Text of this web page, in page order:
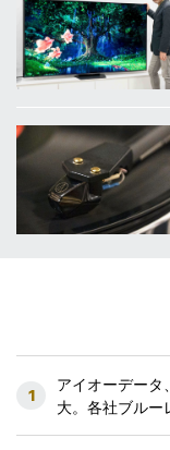
1
アイオーデータ
大。各社ブルー